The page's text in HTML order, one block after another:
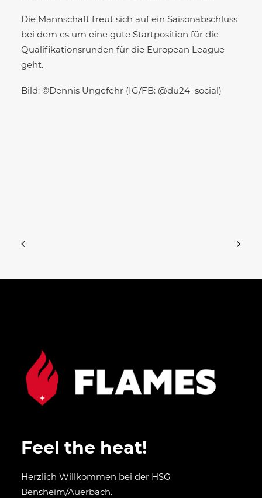
Die Mannschaft freut sich auf ein Saisonabschluss
bei dem es um eine gute Startposition für die
Qualifikationsrunden für die European League
geht.
Bild: ©Dennis Ungefehr (IG/FB: @du24_social)
Feel the heat!
Herzlich Willkommen bei der HSG
Bensheim/Auerbach.